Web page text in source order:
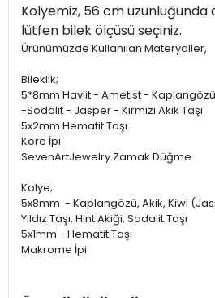
Kolyemiz, 56 cm uzunluğunda
lütfen bilek ölçüsü seçiniz.
Ürünümüzde Kullanılan Materyaller,
Bileklik;
5*8mm Havlit - Ametist - Kaplangözü
-Sodalit - Jasper - Kırmızı Akik Taşı
5x2mm Hematit Taşı
Kore İpi
SevenArtJewelry Zamak Düğme
Kolye;
5x8mm - Kaplangözü, Akik, Kiwi
Yıldız Taşı, Hint Akiği, Sodalit Taşı
5x1mm - Hematit Taşı
Makrome İpi